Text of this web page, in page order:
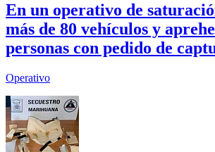
En un operativo de
más de 80 vehículos y
personas con pedido de
Operativo